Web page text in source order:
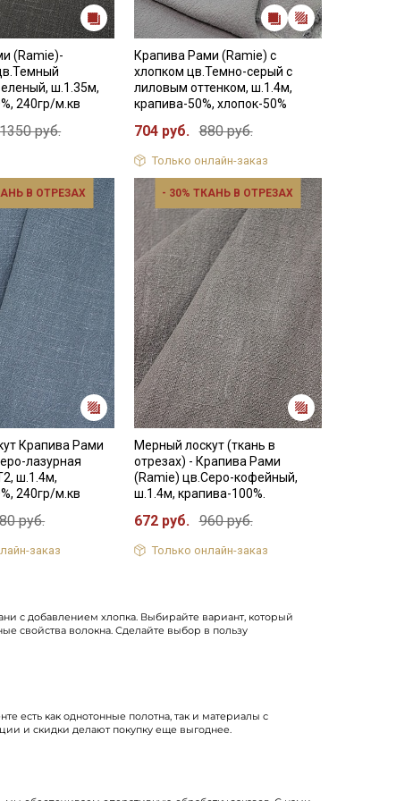
(Ramie)-
ш.1.35м,
240гр/м.кв
1350 руб.
Крапива Рами (Ramie) с
хлопком цв.Темно-серый с
лиловым оттенком, ш.1.4м,
крапива-50%, хлопок-50%
704 руб. 880 руб.
Только онлайн-заказ
В ОТРЕЗАХ
Крапива Рами
лазурная
ш.1.4м,
240гр/м.кв
руб.
заказ
- 30% ТКАНЬ В ОТРЕЗАХ
Мерный лоскут (ткань в
отрезах) - Крапива Рами
(Ramie) цв.Серо-кофейный,
ш.1.4м, крапива-100%.
672 руб. 960 руб.
Только онлайн-заказ
с добавлением хлопка. Выбирайте вариант, который
свойства волокна. Сделайте выбор в пользу
есть как однотонные полотна, так и материалы с
и скидки делают покупку еще выгоднее.